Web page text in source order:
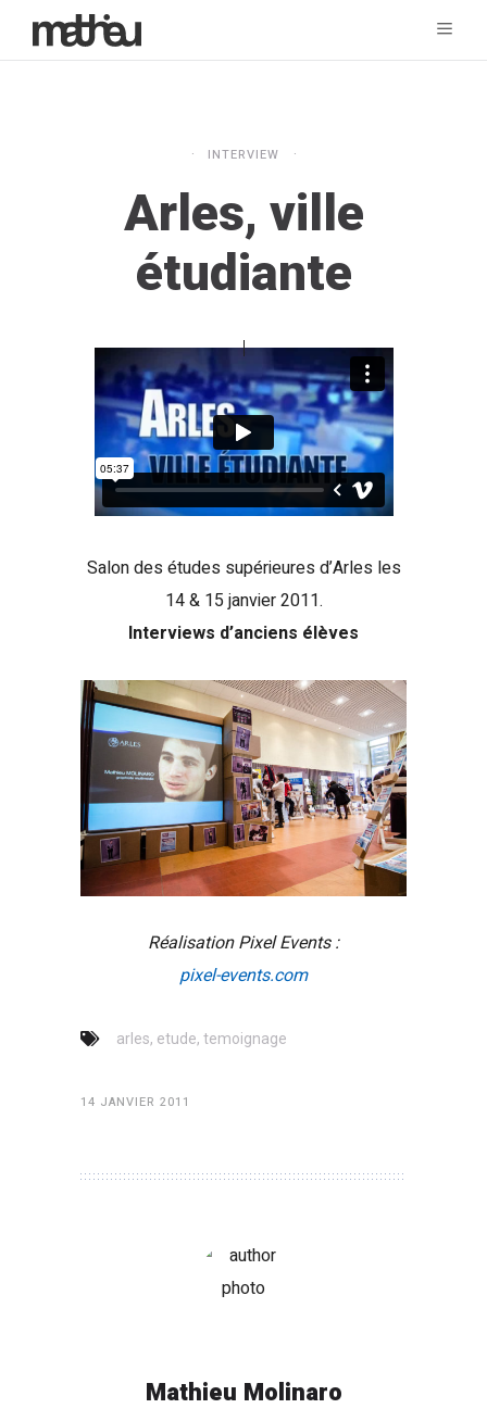
INTERVIEW
Arles, ville
étudiante
Salon des études supérieures d’Arles les
14 & 15 janvier 2011.
Interviews d’anciens élèves
Réalisation Pixel Events :
pixel-events.com
arles, etude, temoignage
14 JANVIER 2011
Mathieu Molinaro